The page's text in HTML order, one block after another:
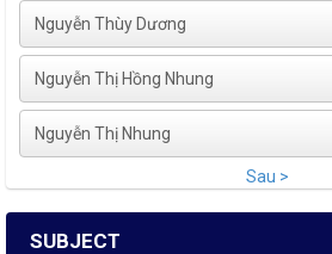
Nguyễn Thùy Dương
Nguyễn Thị Hồng Nhung
Nguyễn Thị Nhung
Sau >
SUBJECT